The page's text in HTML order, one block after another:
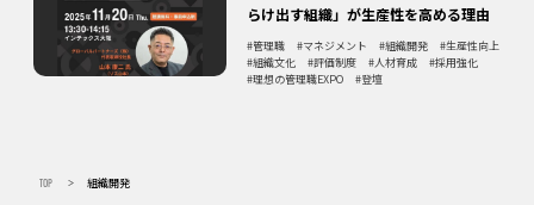
らけ出す組織」が生産性を高める理由
管理職 マネジメント 組織開発
生産性向上
組織文化
評価制度 人材育成
採用強化
理想の管理職EXPO
登壇
TOP > 組織開発